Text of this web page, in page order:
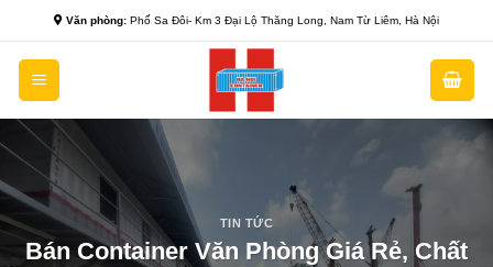
content
Văn phòng: Phố Sa Đôi- Km 3 Đại Lộ Thăng Long, Nam Từ Liêm, Hà Nội
TIN TỨC
Bán Container Văn Phòng Giá Rẻ, Chất